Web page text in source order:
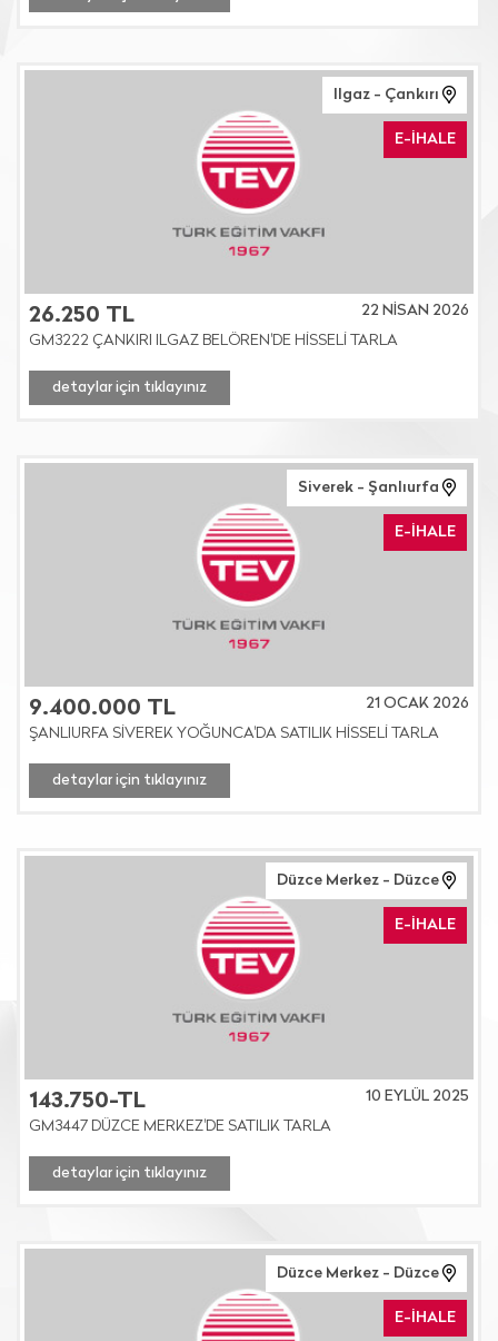
Ilgaz - Çankırı
E-İHALE
26.250 TL
22 NİSAN 2026
GM3222 ÇANKIRI ILGAZ BELÖREN'DE HİSSELİ TARLA
detaylar için tıklayınız
Siverek - Şanlıurfa
E-İHALE
9.400.000 TL
21 OCAK 2026
ŞANLIURFA SİVEREK YOĞUNCA'DA SATILIK HİSSELİ TARLA
detaylar için tıklayınız
Düzce Merkez - Düzce
E-İHALE
143.750-TL
10 EYLÜL 2025
GM3447 DÜZCE MERKEZ'DE SATILIK TARLA
detaylar için tıklayınız
Düzce Merkez - Düzce
E-İHALE